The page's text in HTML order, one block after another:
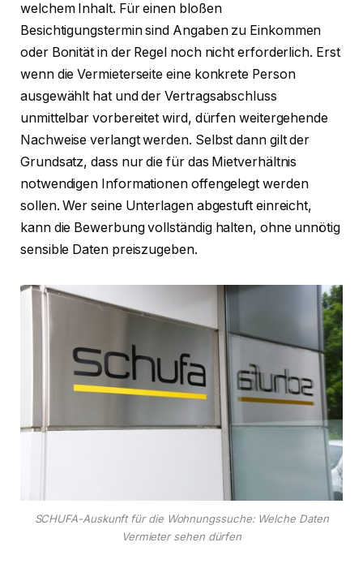
welchem Inhalt. Für einen bloßen
Besichtigungstermin sind Angaben zu Einkommen
oder Bonität in der Regel noch nicht erforderlich. Erst
wenn die Vermieterseite eine konkrete Person
ausgewählt hat und der Vertragsabschluss
unmittelbar vorbereitet wird, dürfen weitergehende
Nachweise verlangt werden. Selbst dann gilt der
Grundsatz, dass nur die für das Mietverhältnis
notwendigen Informationen offengelegt werden
sollen. Wer seine Unterlagen abgestuft einreicht,
kann die Bewerbung vollständig halten, ohne unnötig
sensible Daten preiszugeben.
SCHUFA-Auskunft für die Wohnungssuche: Welche Daten
Vermieter sehen dürfen